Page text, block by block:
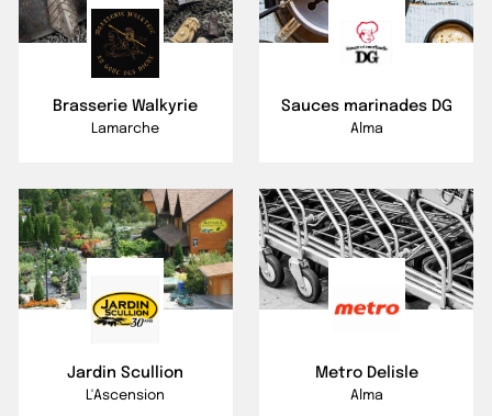
Brasserie Walkyrie
Lamarche
Sauces marinades DG
Alma
Jardin Scullion
L'Ascension
Metro Delisle
Alma